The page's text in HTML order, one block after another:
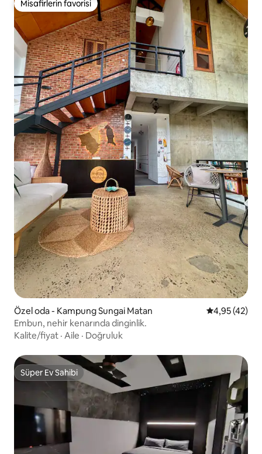
Misafirlerin favorisi
Misafirlerin favorisi
Özel oda - Kampung Sungai Matan 5 üzerinden
4,95 (42)
Embun, nehir kenarında dinginlik.
Kalite/fiyat · Aile · Doğruluk
Süper Ev Sahibi
Süper Ev Sahibi